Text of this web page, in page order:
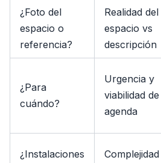
¿Foto del
espacio o
referencia?
Realidad del
espacio vs
descripción
¿Para
cuándo?
Urgencia y
viabilidad de
agenda
¿Instalaciones
Complejidad